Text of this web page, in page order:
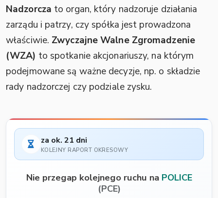
Nadzorcza to organ, który nadzoruje działania
zarządu i patrzy, czy spółka jest prowadzona
właściwie. Zwyczajne Walne Zgromadzenie
(WZA) to spotkanie akcjonariuszy, na którym
podejmowane są ważne decyzje, np. o składzie
rady nadzorczej czy podziale zysku.
za ok. 21 dni
KOLEJNY RAPORT OKRESOWY
Nie przegap kolejnego ruchu na POLICE
(PCE)